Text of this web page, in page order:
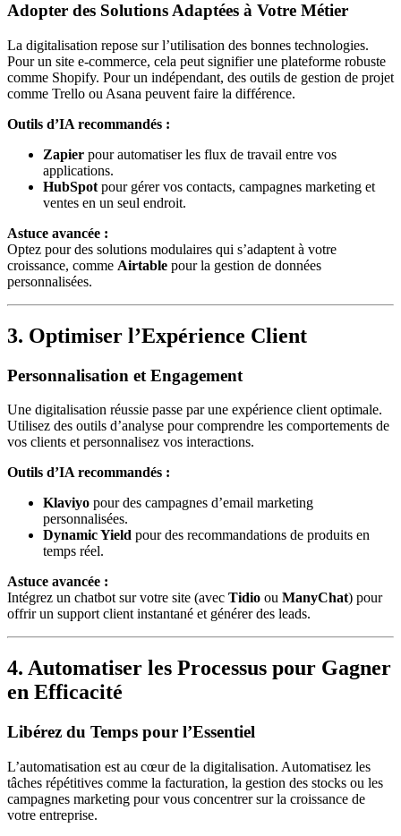
Adopter des Solutions Adaptées à Votre Métier
La digitalisation repose sur l’utilisation des bonnes technologies.
Pour un site e-commerce, cela peut signifier une plateforme robuste
comme Shopify. Pour un indépendant, des outils de gestion de projet
comme Trello ou Asana peuvent faire la différence.
Outils d’IA recommandés :
Zapier pour automatiser les flux de travail entre vos
applications.
HubSpot pour gérer vos contacts, campagnes marketing et
ventes en un seul endroit.
Astuce avancée :
Optez pour des solutions modulaires qui s’adaptent à votre
croissance, comme Airtable pour la gestion de données
personnalisées.
3. Optimiser l’Expérience Client
Personnalisation et Engagement
Une digitalisation réussie passe par une expérience client optimale.
Utilisez des outils d’analyse pour comprendre les comportements de
vos clients et personnalisez vos interactions.
Outils d’IA recommandés :
Klaviyo pour des campagnes d’email marketing
personnalisées.
Dynamic Yield pour des recommandations de produits en
temps réel.
Astuce avancée :
Intégrez un chatbot sur votre site (avec Tidio ou ManyChat) pour
offrir un support client instantané et générer des leads.
4. Automatiser les Processus pour Gagner
en Efficacité
Libérez du Temps pour l’Essentiel
L’automatisation est au cœur de la digitalisation. Automatisez les
tâches répétitives comme la facturation, la gestion des stocks ou les
campagnes marketing pour vous concentrer sur la croissance de
votre entreprise.